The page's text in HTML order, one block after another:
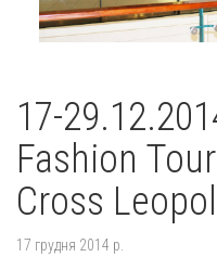
17-
Fashion
Cross
17 грудня 2014 р.